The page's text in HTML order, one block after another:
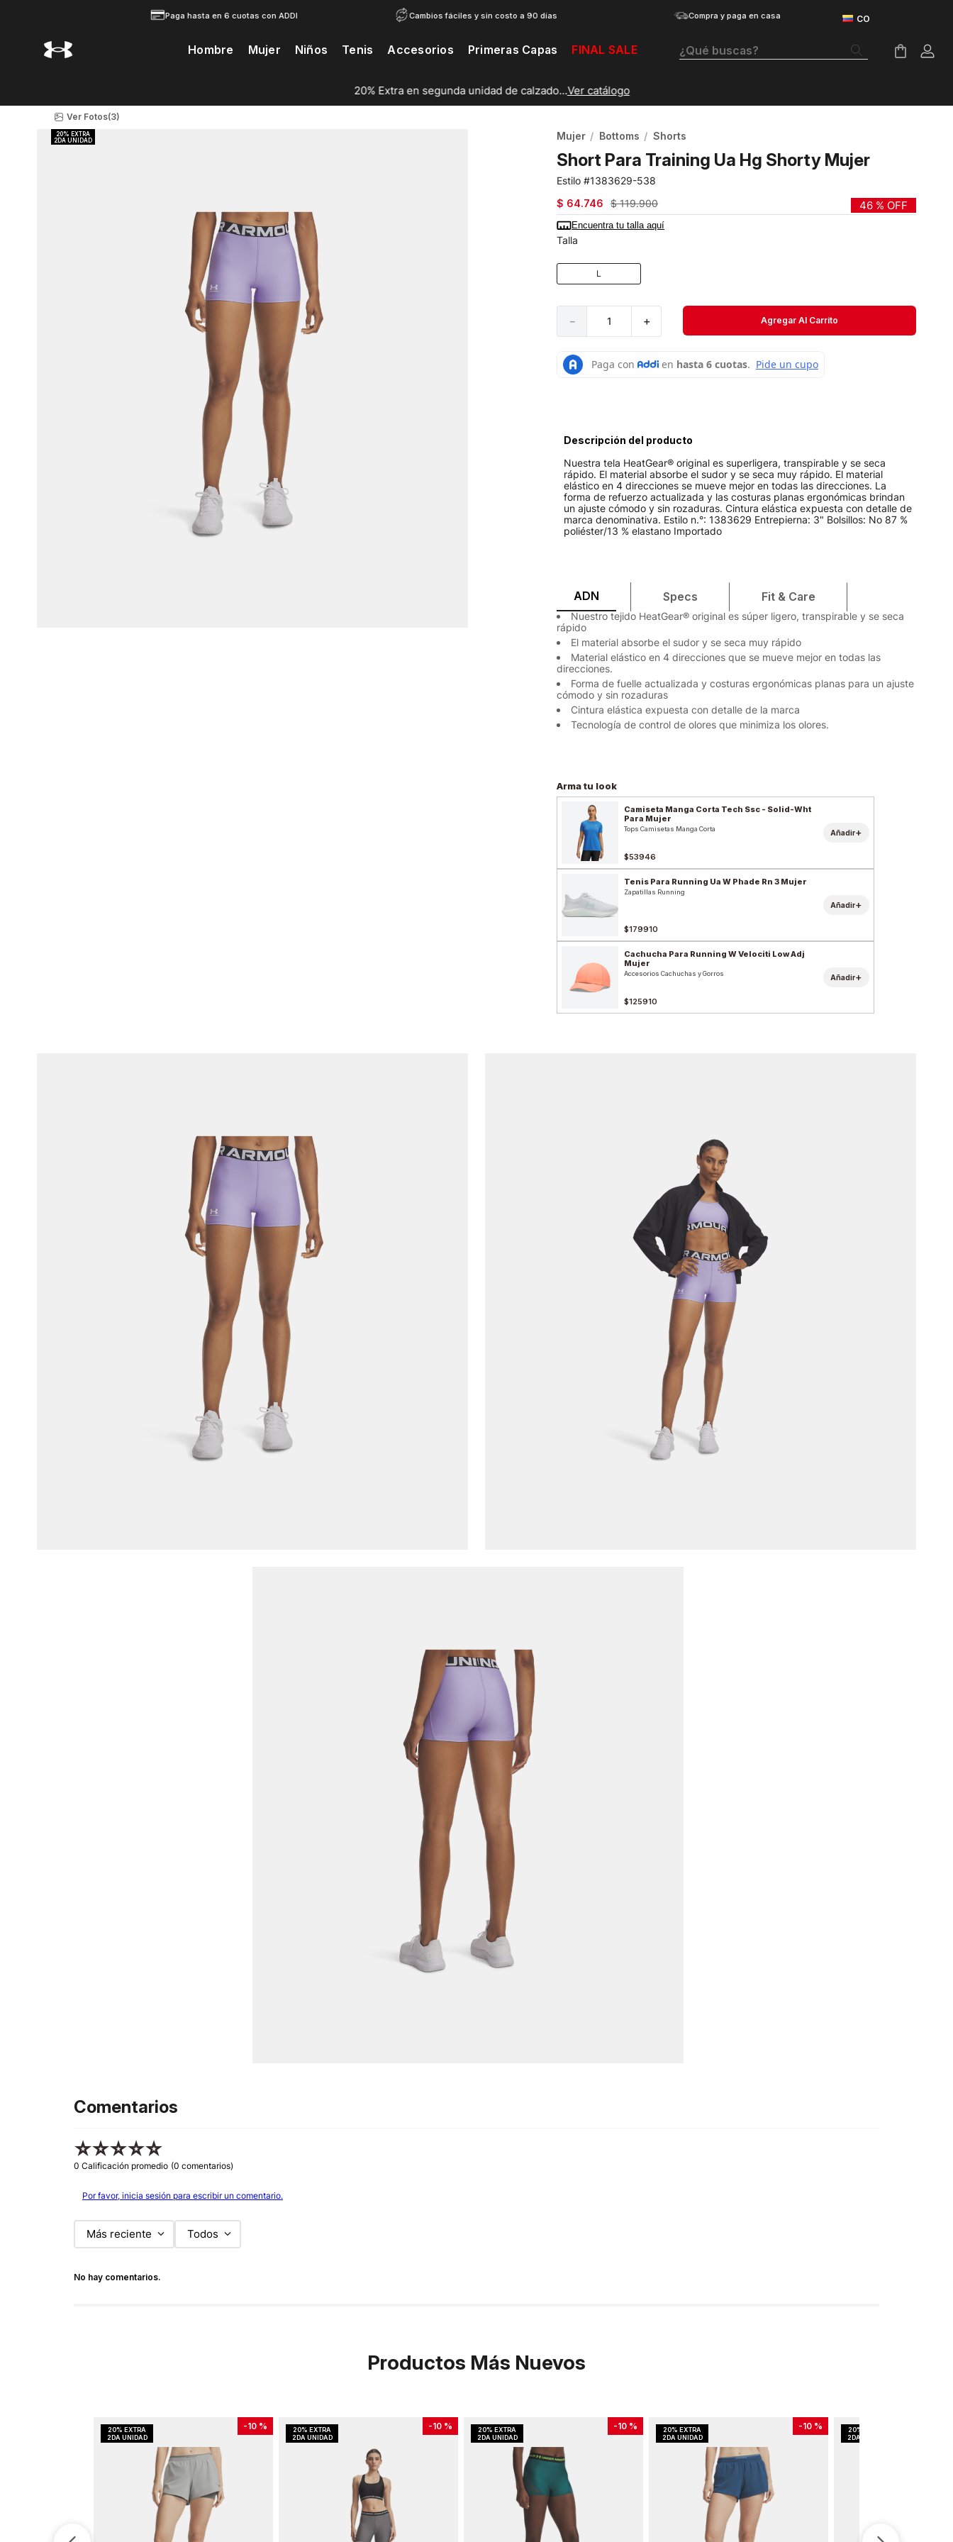
Paga hasta en 6 cuotas con ADDI Cambios fáciles y sin costo a 90 días Compra y paga en casa
Hombre Mujer Niños Tenis Accesorios Primeras Capas FINAL SALE ¿Qué buscas?
20% Extra en segunda unidad de calzado...Ver catálogo
Ver Fotos(3)
Mujer Bottoms Shorts
Short Para Training Ua Hg Shorty Mujer
1383629-538
$ 64.746 $ 119.900 46 % OFF
Encuentra tu talla aquí
Talla
L
＋
－ Agregar Al Carrito
Descripción del producto
Nuestra tela HeatGear® original es superligera, transpirable y se seca
rápido. El material absorbe el sudor y se seca muy rápido. El material
elástico en 4 direcciones se mueve mejor en todas las direcciones. La
forma de refuerzo actualizada y las costuras planas ergonómicas brindan
un ajuste cómodo y sin rozaduras. Cintura elástica expuesta con detalle de
marca denominativa. Estilo n.°: 1383629 Entrepierna: 3" Bolsillos: No 87 %
poliéster/13 % elastano Importado
ADN Specs Fit & Care
Nuestro tejido HeatGear® original es súper ligero, transpirable y se seca
rápido
El material absorbe el sudor y se seca muy rápido
Material elástico en 4 direcciones que se mueve mejor en todas las
direcciones.
Forma de fuelle actualizada y costuras ergonómicas planas para un ajuste
cómodo y sin rozaduras
Cintura elástica expuesta con detalle de la marca
Tecnología de control de olores que minimiza los olores.
Arma tu look
Camiseta Manga Corta Tech Ssc - Solid-Wht
Para Mujer
Tops Camisetas Manga Corta
$53946
Añadir+
Tenis Para Running Ua W Phade Rn 3 Mujer
Zapatillas Running
$179910
Añadir+
Cachucha Para Running W Velociti Low Adj
Mujer
Accesorios Cachuchas y Gorros
$125910
Añadir+
Comentarios
☆☆☆☆☆
0 Calificación promedio (0 comentarios)
Por favor, inicia sesión para escribir un comentario.
Más reciente Todos
No hay comentarios.
Productos Más Nuevos
-10 % -10 % -10 % -10 %
Botas
Tenis Mujer
Tenis Hombre